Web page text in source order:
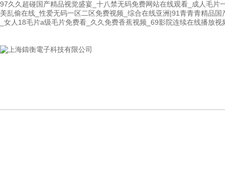
97久久超碰国产精品视觉盛宴_十八禁无码免费网站在线观看_成人毛
美乱偷在线_性爱无码一区二区免费视频_综合在线亚洲|91青青青精品
_女人18毛片a级毛片免费看_久久免费香蕉视频_69影院连续在线播放